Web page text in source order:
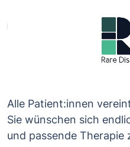
Alle Patient:innen
Sie wünschen sich
und passende Therapie